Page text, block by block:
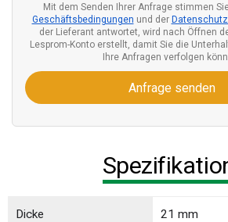
Mit dem Senden Ihrer Anfrage stimmen
Geschäftsbedingungen und der
der Lieferant antwortet, wird nach Öffnen
Lesprom-Konto erstellt, damit Sie die
Ihre Anfragen verfolgen
Anfrage senden
Dicke 21 mm